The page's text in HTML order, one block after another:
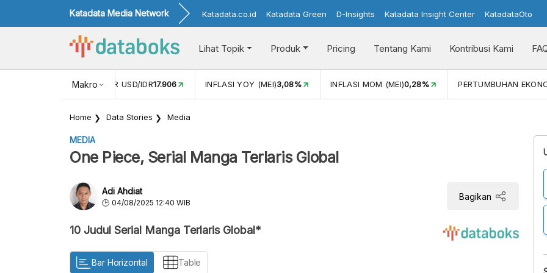
Katadata Media Network Katadata.co.id Katadata Green D-Insights Katadata Insight Center KatadataOto
Lihat Topik Produk Pricing Tentang Kami Kontribusi Kami
Makro
NILAI TUKAR USD/IDR17.906 INFLASI YOY (MEI)3,08% INFLASI MOM (MEI)0,28% PERTUMBUHAN
Home Data Stories Media
MEDIA
One Piece, Serial Manga Terlaris Global
Adi Ahdiat
04/08/2025 12:40 WIB
Bagikan
10 Judul Serial Manga Terlaris Global*
Bar Horizontal Table